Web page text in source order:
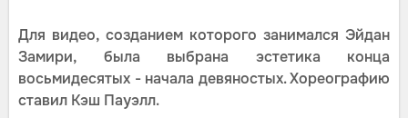
Для видео, созданием которого занимался Эйдан
Замири, была выбрана эстетика конца
восьмидесятых - начала девяностых. Хореографию
ставил Кэш Пауэлл.